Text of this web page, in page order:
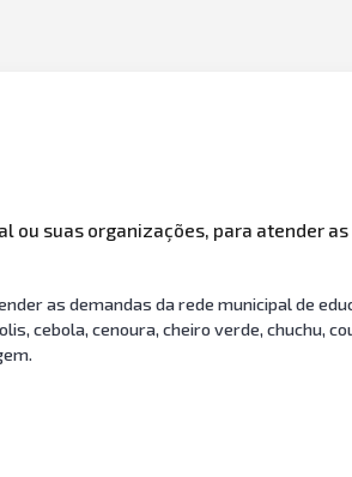
suas organizações, para atender as
as demandas da rede municipal de
cebola, cenoura, cheiro verde, chuchu,